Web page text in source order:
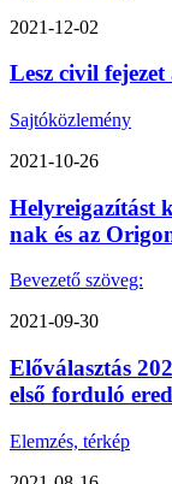
2021-12-02
Lesz civil
Sajtóközlemény
2021-10-26
Helyreigazítást
nak és az
Bevezető szöveg:
2021-09-30
Előválasztás
első forduló
Elemzés, térkép